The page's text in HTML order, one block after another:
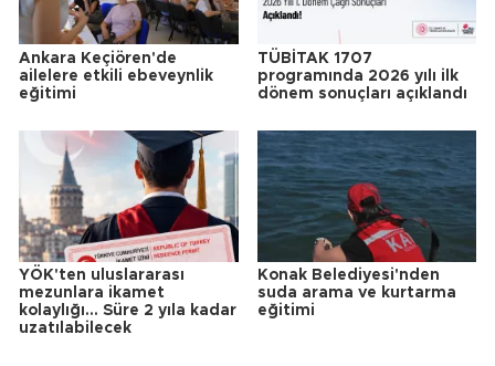
Ankara Keçiören'de
ailelere etkili ebeveynlik
eğitimi
TÜBİTAK 1707
programında 2026 yılı ilk
dönem sonuçları açıklandı
YÖK'ten uluslararası
mezunlara ikamet
kolaylığı... Süre 2 yıla kadar
uzatılabilecek
Konak Belediyesi'nden
suda arama ve kurtarma
eğitimi